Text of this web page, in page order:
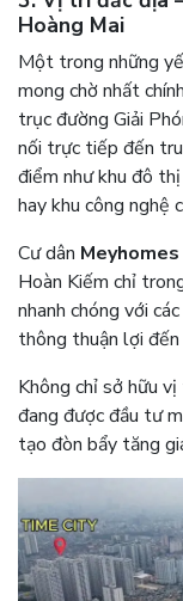
Hoàng Mai
Một trong những
mong chờ nhất
trục đường Giải
nối trực tiếp đến
điểm như khu đô
hay khu công nghệ
Cư dân
Hoàn Kiếm chỉ
nhanh chóng với
thông thuận lợi
Không chỉ sở hữu
đang được đầu tư
tạo đòn bẩy tăng